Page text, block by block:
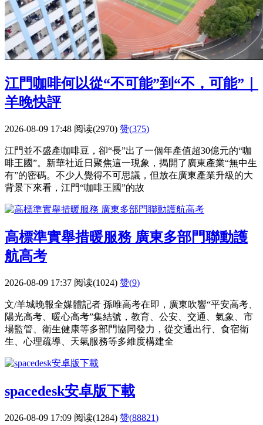
江門咖啡何以從“不可能”到“不，可能”｜
羊晚快評
2026-08-09 17:48 阅读(2970) 赞(375)
江門並不盛產咖啡豆，卻“長”出了一個年產值超30億元的“咖
啡王國”。新華社近日聚焦這一現象，揭開了廣東產業“無中生
有”的密碼。不少人覺得不可思議，但放在廣東產業升級的大
背景下來看，江門“咖啡王國”的故
高標準實舉措暖服務 廣東多部門聯動護
航高考
2026-08-09 17:37 阅读(1024) 赞(9)
文/羊城晚報全媒體記者 孫唯高考在即，廣東吹響“平安高考、
陽光高考、暖心高考”集結號，教育、公安、交通、氣象、市
場監管、衛生健康等多部門協同發力，從交通出行、食宿衛
生、心理疏導、天氣服務等多維度構建全
spacedesk安卓版下載
2026-08-09 17:09 阅读(1284) 赞(88821)